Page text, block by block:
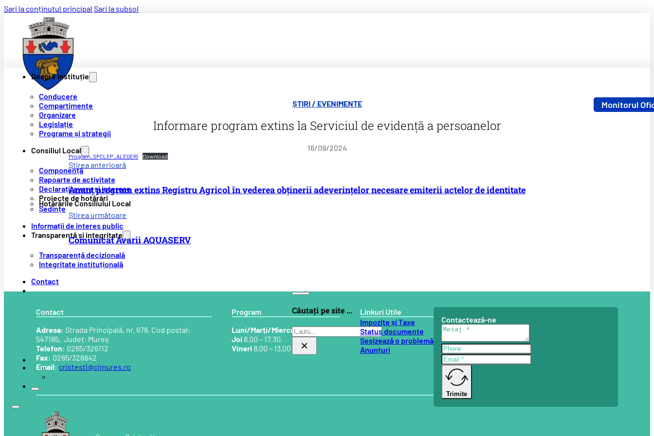
Sari la conținutul principal Sari la subsol
Despre instituție
Conducere
Compartimente
Organizare
Legislație
Programe și strategii
Consiliul Local
Componență
Rapoarte de activitate
Declarații avere și interese
Proiecte de hotărâri
Hotărârile Consiliului Local
Ședințe
Informații de interes public
Transparență și integritate
Transparență decizională
Integritate instituțională
Contact
Căutați pe site ...
Caută
×
Monitorul
ȘTIRI / EVENIMENTE
Informare program extins la Serviciul de evidență a persoanelor
16/09/2024
Program_SPCLEP_ALEGERI Download
Știrea anterioară
Anunț program extins Registru Agricol în vederea obținerii adeverințelor necesare emiterii actelor de identitate
Știrea următoare
Comunicat Avarii AQUASERV
Contact
Adresa: Strada Principală, nr. 678, Cod postal:
547185, Județ: Mureș
Telefon: 0265/326112
Fax: 0265/326842
Email: cristesti@cjmures.ro
Program
Luni/Marți/Miercuri7.30 – 16.00,
Joi8.00 – 17.30,
Vineri8.00 – 13.00
Linkuri Utile
Impozite și Taxe
Status documente
Sesizează o problemă
Anunțuri
Contactează-ne
Trimite